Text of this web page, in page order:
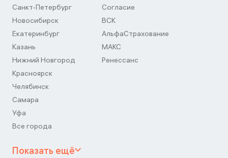
Санкт-Петербург
Новосибирск
Екатеринбург
Казань
Нижний Новгород
Красноярск
Челябинск
Самара
Уфа
Все города
Согласие
ВСК
АльфаСтрахование
МАКС
Ренессанс
Показать ещё